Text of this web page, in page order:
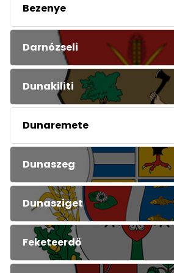
Bezenye
Darnózseli
Dunakiliti
Dunaremete
Dunaszeg
Dunasziget
Feketeerdő